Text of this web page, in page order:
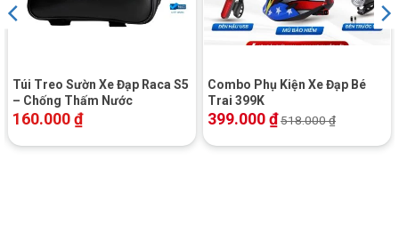
Túi Treo Sườn Xe Đạp Raca S5
– Chống Thấm Nước
160.000₫
Combo Phụ Kiện Xe Đạp Bé
Trai 399K
399.000₫518.000₫